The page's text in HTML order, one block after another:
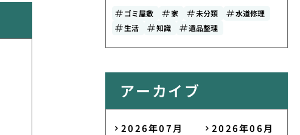
ゴミ屋敷 家 未分類
水道修理
生活
知識 遺品整理
アーカイブ
2026年07月
2026年06月